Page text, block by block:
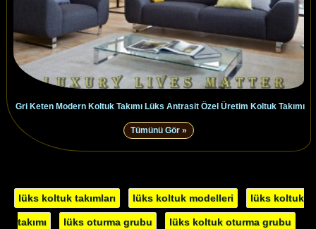
Gri Keten Modern Koltuk Takımı Lüks Antrasit Özel Üretim Koltuk Takımı
Tümünü Gör »
lüks koltuk takımları lüks koltuk modelleri lüks koltuk
takımı lüks oturma grubu lüks koltuk oturma grubu